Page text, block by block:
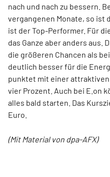
nach und nach zu bessern.
vergangenen Monate, so ist
ist der Top-Performer. Für
das Ganze aber anders aus.
die größeren Chancen als
deutlich besser für die
punktet mit einer
vier Prozent. Auch bei E.on
alles bald starten. Das
Euro.
(Mit Material von dpa-AFX)